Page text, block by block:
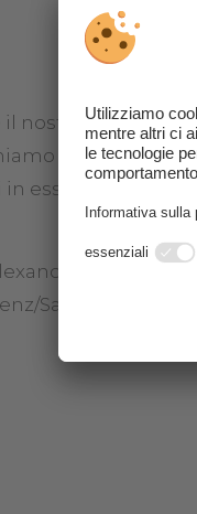
il nostro operato
pertanto
esse, che a
Strasser;
Sam Strauss